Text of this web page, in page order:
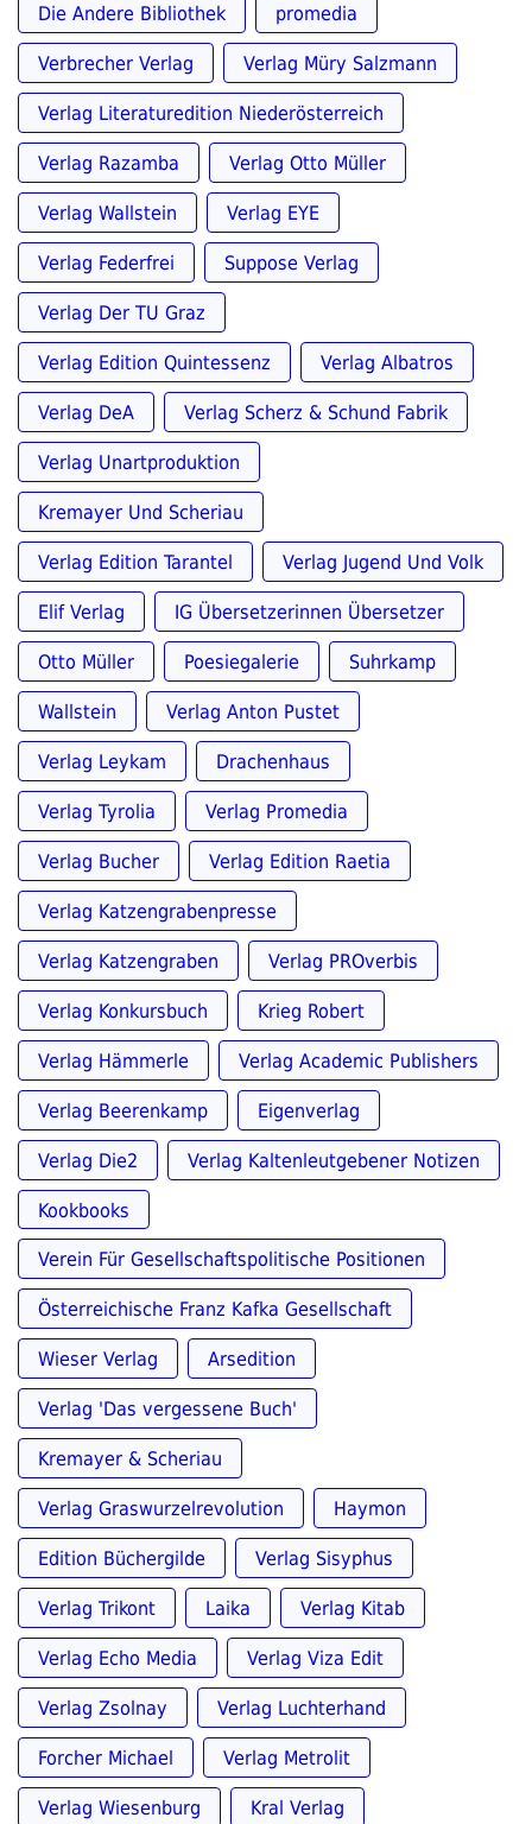
Die Andere Bibliothek promedia
Verbrecher Verlag Verlag Müry Salzmann
Verlag Literaturedition Niederösterreich
Verlag Razamba Verlag Otto Müller
Verlag Wallstein Verlag EYE
Verlag Federfrei Suppose Verlag
Verlag Der TU Graz
Verlag Edition Quintessenz Verlag Albatros
Verlag DeA Verlag Scherz & Schund Fabrik
Verlag Unartproduktion
Kremayer Und Scheriau
Verlag Edition Tarantel Verlag Jugend Und Volk
Elif Verlag IG Übersetzerinnen Übersetzer
Otto Müller Poesiegalerie Suhrkamp
Wallstein Verlag Anton Pustet
Verlag Leykam Drachenhaus
Verlag Tyrolia Verlag Promedia
Verlag Bucher Verlag Edition Raetia
Verlag Katzengrabenpresse
Verlag Katzengraben Verlag PROverbis
Verlag Konkursbuch Krieg Robert
Verlag Hämmerle Verlag Academic Publishers
Verlag Beerenkamp Eigenverlag
Verlag Die2 Verlag Kaltenleutgebener Notizen
Kookbooks
Verein Für Gesellschaftspolitische Positionen
Österreichische Franz Kafka Gesellschaft
Wieser Verlag Arsedition
Verlag 'Das vergessene Buch'
Kremayer & Scheriau
Verlag Graswurzelrevolution Haymon
Edition Büchergilde Verlag Sisyphus
Verlag Trikont Laika Verlag Kitab
Verlag Echo Media Verlag Viza Edit
Verlag Zsolnay Verlag Luchterhand
Forcher Michael Verlag Metrolit
Verlag Wiesenburg Kral Verlag